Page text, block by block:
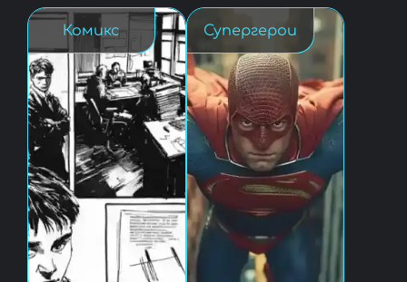
Комикс Супергерои